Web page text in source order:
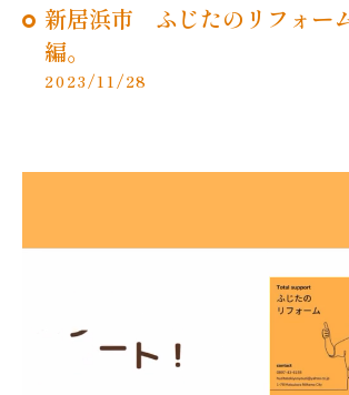
新居浜市 ふじたのリフォー
編。
2023/11/28